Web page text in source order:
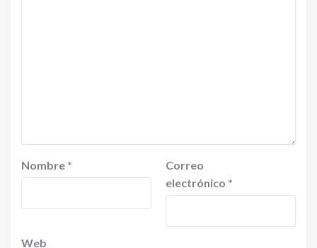
Nombre *
Correo
electrónico *
Web